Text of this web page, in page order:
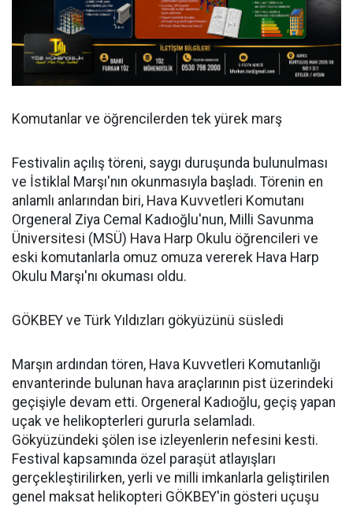
Komutanlar ve öğrencilerden tek yürek marş
Festivalin açılış töreni, saygı duruşunda bulunulması
ve İstiklal Marşı'nın okunmasıyla başladı. Törenin en
anlamlı anlarından biri, Hava Kuvvetleri Komutanı
Orgeneral Ziya Cemal Kadıoğlu'nun, Milli Savunma
Üniversitesi (MSÜ) Hava Harp Okulu öğrencileri ve
eski komutanlarla omuz omuza vererek Hava Harp
Okulu Marşı'nı okuması oldu.
GÖKBEY ve Türk Yıldızları gökyüzünü süsledi
Marşın ardından tören, Hava Kuvvetleri Komutanlığı
envanterinde bulunan hava araçlarının pist üzerindeki
geçişiyle devam etti. Orgeneral Kadıoğlu, geçiş yapan
uçak ve helikopterleri gururla selamladı.
Gökyüzündeki şölen ise izleyenlerin nefesini kesti.
Festival kapsamında özel paraşüt atlayışları
gerçekleştirilirken, yerli ve milli imkanlarla geliştirilen
genel maksat helikopteri GÖKBEY'in gösteri uçuşu